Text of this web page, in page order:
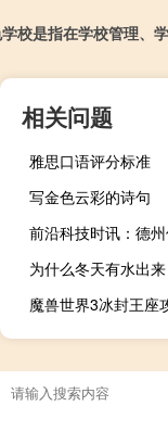
校是指在学校管理、
相关问题
雅思口语评分标准
写金色云彩的诗句
为什么冬天有水出来
魔兽世界3冰封王座